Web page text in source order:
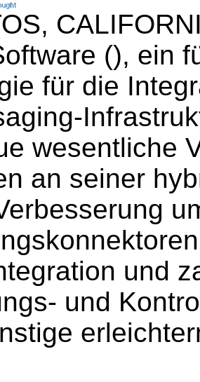
(), ein
für die
wesentliche
an seiner
und
und